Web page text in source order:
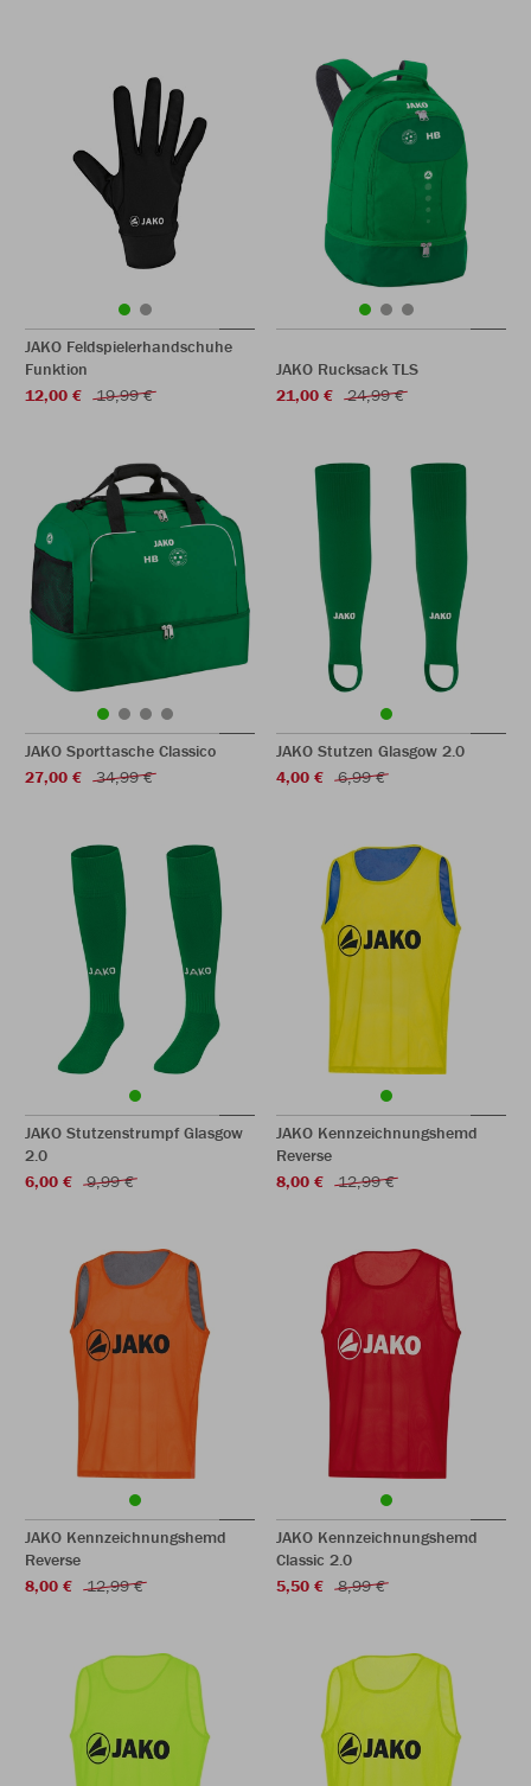
JAKO Feldspielerhandschuhe
Funktion
12,00 €
19,99 €
JAKO Rucksack TLS
21,00 €
24,99 €
JAKO Sporttasche Classico
27,00 €
34,99 €
JAKO Stutzen Glasgow 2.0
4,00 €
6,99 €
JAKO Stutzenstrumpf Glasgow
2.0
6,00 €
9,99 €
JAKO Kennzeichnungshemd
Reverse
8,00 €
12,99 €
JAKO Kennzeichnungshemd
Reverse
8,00 €
12,99 €
JAKO Kennzeichnungshemd
Classic 2.0
5,50 €
8,99 €